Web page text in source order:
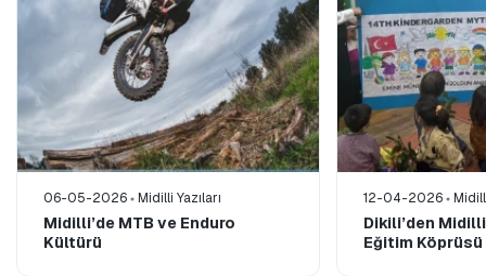
06-05-2026 Midilli Yazıları
Midilli’de MTB ve Enduro
Kültürü
12-04-2026
Dikili’den
Eğitim Köprüsü